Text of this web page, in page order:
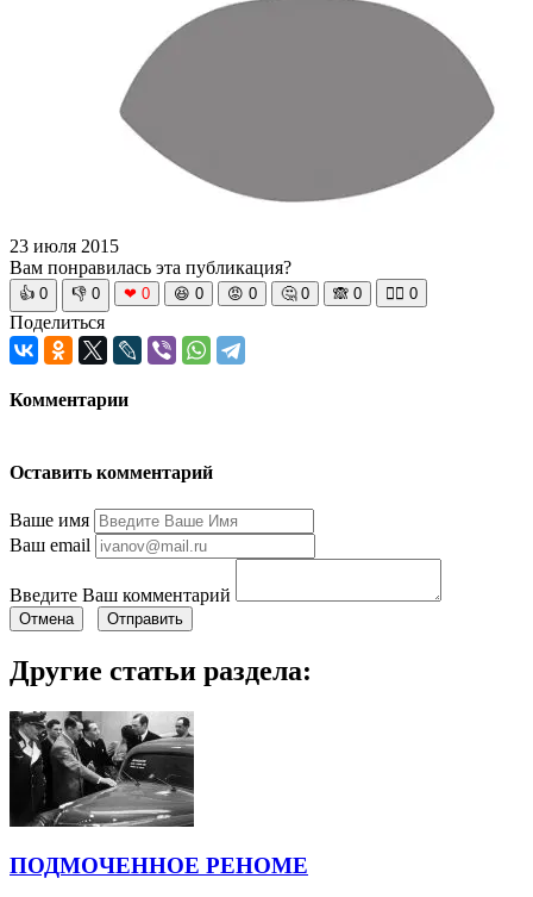
23 июля 2015
Вам понравилась эта публикация?
👍 0 👎 0 ❤ 0 😆 0 😡 0 🤔 0 🙈 0 🧘‍♀️ 0
Поделиться
Комментарии
Оставить комментарий
Ваше имя
Ваш email
Введите Ваш комментарий
Отмена Отправить
Другие статьи раздела:
ПОДМОЧЕННОЕ РЕНОМЕ